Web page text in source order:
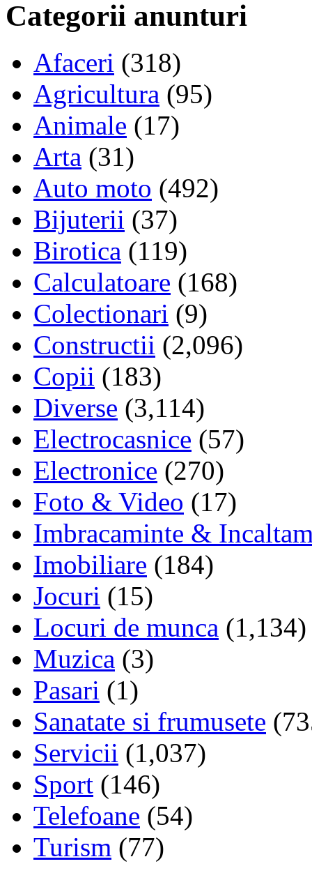
Categorii anunturi
Afaceri (318)
Agricultura (95)
Animale (17)
Arta (31)
Auto moto (492)
Bijuterii (37)
Birotica (119)
Calculatoare (168)
Colectionari (9)
Constructii (2,096)
Copii (183)
Diverse (3,114)
Electrocasnice (57)
Electronice (270)
Foto & Video (17)
Imbracaminte &
Imobiliare (184)
Jocuri (15)
Locuri de munca (1,134)
Muzica (3)
Pasari (1)
Sanatate si frumusete
Servicii (1,037)
Sport (146)
Telefoane (54)
Turism (77)